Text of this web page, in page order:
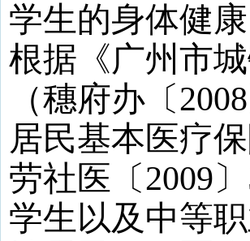
学生的身体健
根据《广州市
（穗府办 〔2008
居民基本医疗
劳社医 〔2009〕
学生以及中等